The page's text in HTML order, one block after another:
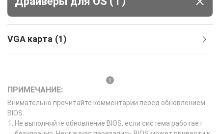
VGA карта (1)
ПРИМЕЧАНИЕ:
Внимательно прочитайте комментарии перед обновлением
BIOS.
Не выполняйте обновление BIOS, если система работает